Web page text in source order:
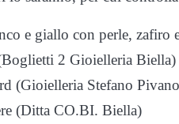
e giallo con perle,
2 Gioielleria Biella)
(Gioielleria Stefano
(Ditta CO.BI. Biella)